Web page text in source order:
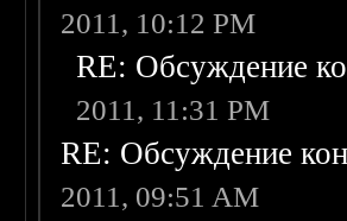
2011, 10:12 PM
RE: Обсуждение
2011, 11:31 PM
RE: Обсуждение
2011, 09:51 AM